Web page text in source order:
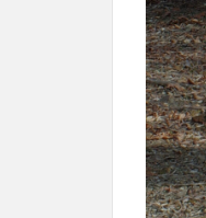
フ
ィ
ー
ル
ド
コ
ン
デ